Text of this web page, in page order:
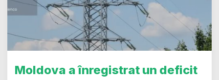
Moldova a înregistrat un deficit